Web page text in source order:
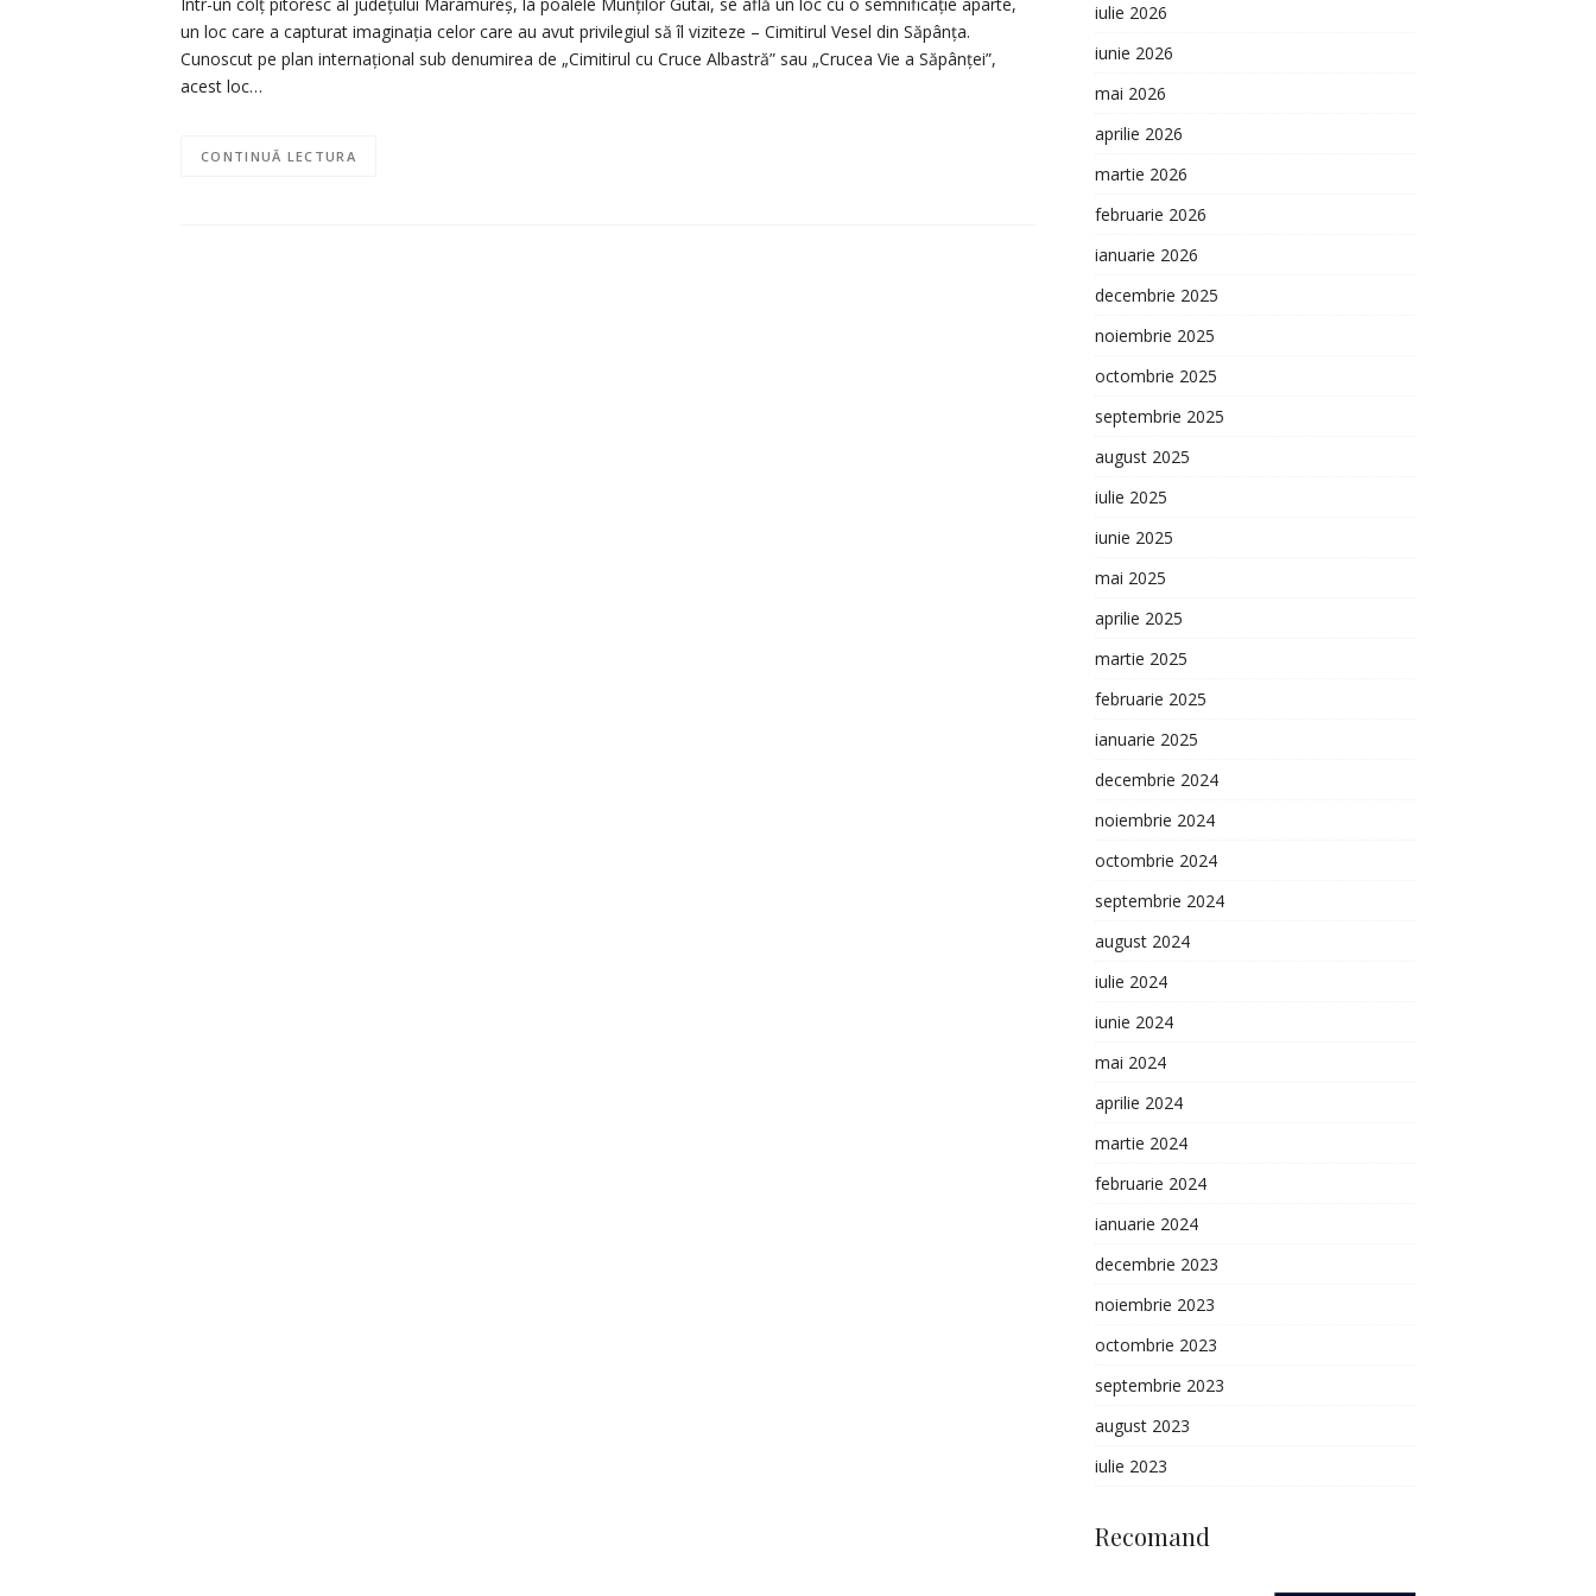
un loc care a capturat imaginația celor care au avut privilegiul să îl viziteze – Cimitirul Vesel din Săpânța.
Cunoscut pe plan internațional sub denumirea de „Cimitirul cu Cruce Albastră” sau „Crucea Vie a Săpânței”,
acest loc…
CONTINUĂ LECTURA
iulie 2026
iunie 2026
mai 2026
aprilie 2026
martie 2026
februarie 2026
ianuarie 2026
decembrie 2025
noiembrie 2025
octombrie 2025
septembrie 2025
august 2025
iulie 2025
iunie 2025
mai 2025
aprilie 2025
martie 2025
februarie 2025
ianuarie 2025
decembrie 2024
noiembrie 2024
octombrie 2024
septembrie 2024
august 2024
iulie 2024
iunie 2024
mai 2024
aprilie 2024
martie 2024
februarie 2024
ianuarie 2024
decembrie 2023
noiembrie 2023
octombrie 2023
septembrie 2023
august 2023
iulie 2023
Recomand